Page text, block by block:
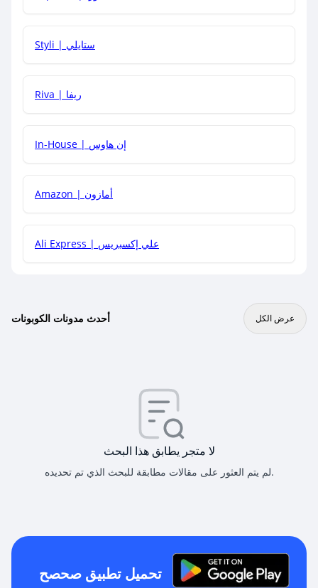
هل يمكنني جمع كود خصم مع العروض الأخرى؟
Styli | ستايلي
Riva | ريفا
In-House | إن هاوس
Amazon | أمازون
Ali Express | علي إكسبريس
أحدث مدونات الكوبونات عرض الكل
لا متجر يطابق هذا البحث
لم يتم العثور على مقالات مطابقة للبحث الذي تم تحديده.
تحميل تطبيق صحصح